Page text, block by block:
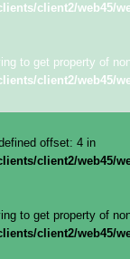
client2/web45/
to get property of
client2/web45/
offset: 4 in
client2/web45/
to get property of
client2/web45/